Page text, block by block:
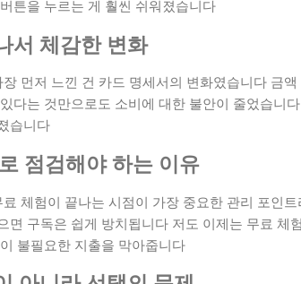
튼을 누르는 게 훨씬 쉬워졌습니다
서 체감한 변화
먼저 느낀 건 카드 명세서의 변화였습니다 금
다는 것만으로도 소비에 대한 불안이 줄었습니
습니다
점검해야 하는 이유
체험이 끝나는 시점이 가장 중요한 관리 포인
면 구독은 쉽게 방치됩니다 저도 이제는 무료 체
불필요한 지출을 막아줍니다